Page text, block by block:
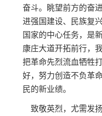
奋斗。眺望前方的奋
进强国建设、民族复
国家的中心任务，是
康庄大道开拓前行，
把革命先烈流血牺牲
好，努力创造不负革
民的新业绩。
致敬英烈，尤需发